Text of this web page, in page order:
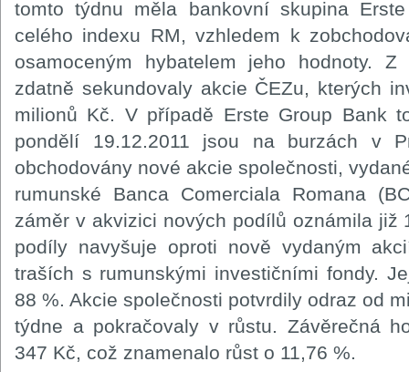
tomto týdnu měla bankovní skupina
celého indexu RM, vzhledem k
osamoceným hybatelem jeho hodnoty.
zdatně sekundovaly akcie ČEZu, kterých
milionů Kč. V případě Erste Group Bank
pondělí 19.12.2011 jsou na burzách v
obchodovány nové akcie společnosti,
rumunské Banca Comerciala Romana
záměr v akvizici nových podílů oznámila již
podíly navyšuje oproti nově vydaným
traších s rumunskými investičními fondy.
88 %. Akcie společnosti potvrdily odraz od
týdne a pokračovaly v růstu. Závěrečná
347 Kč, což znamenalo růst o 11,76 %.